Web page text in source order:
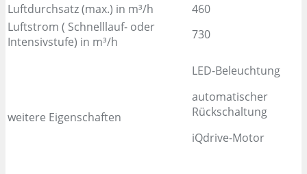
Luftdurchsatz (max.) in m³/h
460
Luftstrom ( Schnelllauf- oder
Intensivstufe) in m³/h
730
weitere Eigenschaften
LED-Beleuchtung
automatischer
Rückschaltung
iQdrive-Motor